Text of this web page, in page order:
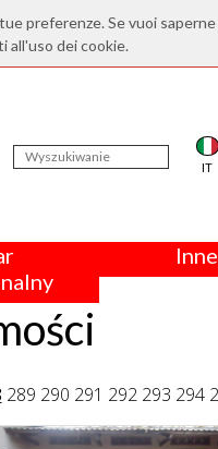
preferenze. Se vuoi
all'uso dei cookie.
IT
289 290 291 292 293 294